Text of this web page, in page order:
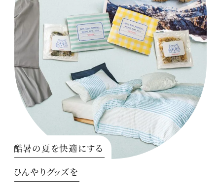
酷暑の夏を快適にする
ひんやりグッズを